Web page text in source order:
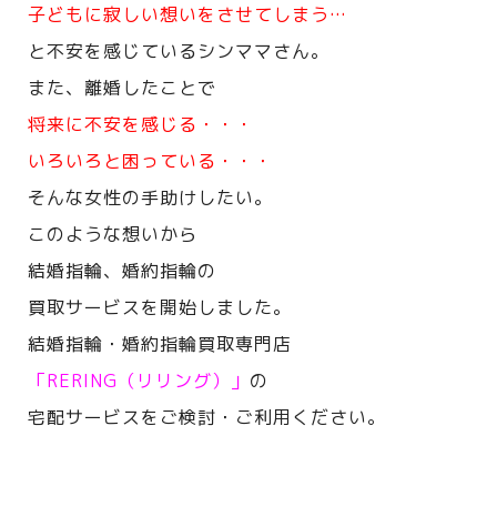
子どもに寂しい想いをさせてしまう…
と不安を感じているシンママさん。
また、離婚したことで
将来に不安を感じる・・・
いろいろと困っている・・・
そんな女性の手助けしたい。
このような想いから
結婚指輪、婚約指輪の
買取サービスを開始しました。
結婚指輪・婚約指輪買取専門店
「RERING（リリング）」 の
宅配サービスをご検討・ご利用ください。